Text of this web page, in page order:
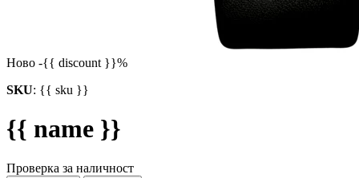
Ново -{{ discount }}%
SKU: {{ sku }}
{{ name }}
Проверка за наличност